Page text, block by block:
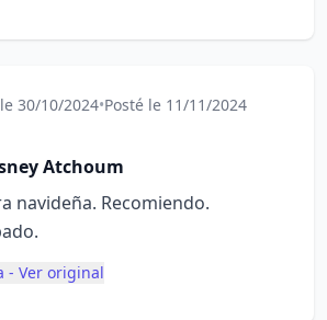
30/10/2024•Posté le 11/11/2024
Atchoum
navideña. Recomiendo.
- Ver original